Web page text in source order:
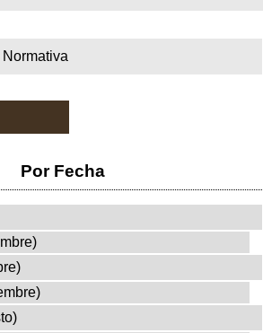
Normativa
Por Fecha